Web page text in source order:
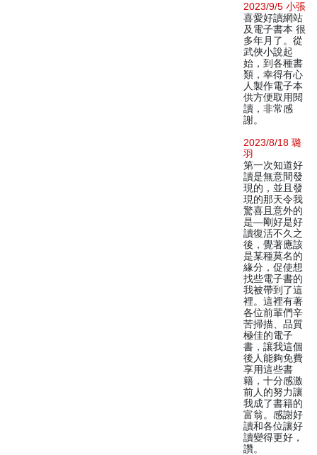
2023/9/5 小張
喜愛好讀網站
及電子書本 很
多年月了。從
武俠小說起
始，到各種書
類，幸得有心
人製作電子本
供方便取用閱
讀，非常感
謝。
2023/8/18 璐
羽
第一次知道好
讀是無意間發
現的，並且發
現的那天令我
驚喜且意外的
是—剛好是好
讀復活不久之
後，覺著應該
是某種莫名的
緣分，促使想
找些電子書的
我被帶到了這
裡。這裡有著
各位前輩們辛
苦掃描、品質
極佳的電子
書，讓我這個
後人能夠免費
享用這些書
籍，十分感激
前人的努力讓
我成了書籍的
富翁。感謝好
讀和各位讓好
讀變得更好，
讚。